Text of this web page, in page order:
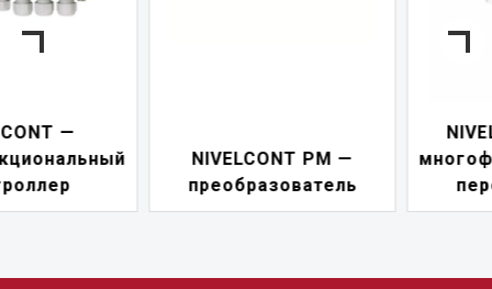
NIVELCONT PM —
преобразователь
NIVELCONT PKK —
переключатель